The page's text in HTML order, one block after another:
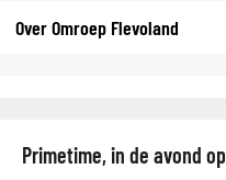
Over Omroep Flevoland
Primetime, in de avond